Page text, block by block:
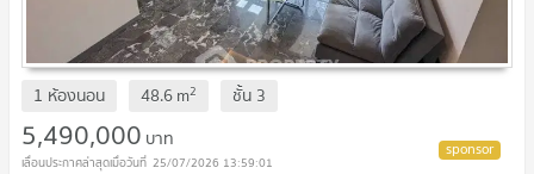
1 ห้องนอน 48.6m2 ชั้น 3
5,490,000 บาท
25/07/2026 13:59:01